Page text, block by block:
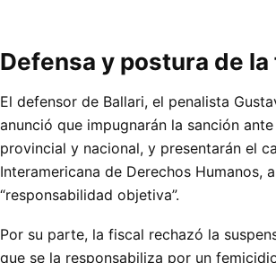
Defensa y postura de
El defensor de Ballari, el penalista
anunció que impugnarán la sanción
provincial y nacional, y presentarán el
Interamericana de Derechos Humanos,
“responsabilidad objetiva”.
Por su parte, la fiscal rechazó la
que se la responsabiliza por un